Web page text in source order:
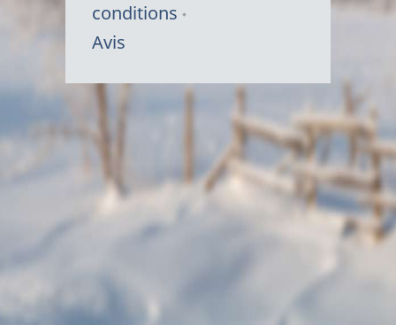
conditions
Avis
Symbole
Canada